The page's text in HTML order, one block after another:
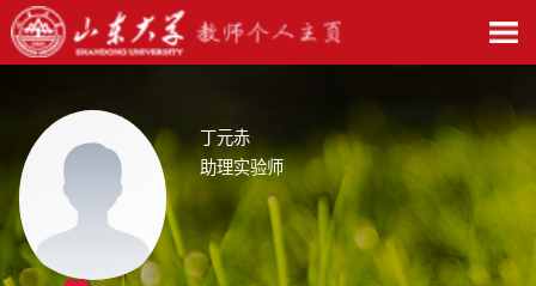
丁元赤
助理实验师